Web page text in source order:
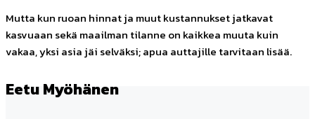
Mutta kun ruoan hinnat ja muut kustannukset jatkavat
kasvuaan sekä maailman tilanne on kaikkea muuta kuin
vakaa, yksi asia jäi selväksi; apua auttajille tarvitaan lisää.
Eetu Myöhänen